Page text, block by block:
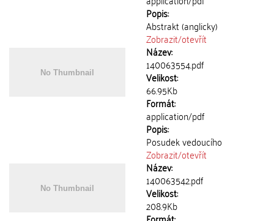
Popis:
Abstrakt (anglicky)
Zobrazit/otevřít
Název:
140063554.pdf
Velikost:
66.95Kb
Formát:
application/pdf
Popis:
Posudek vedoucího
Zobrazit/otevřít
Název:
140063542.pdf
Velikost:
208.9Kb